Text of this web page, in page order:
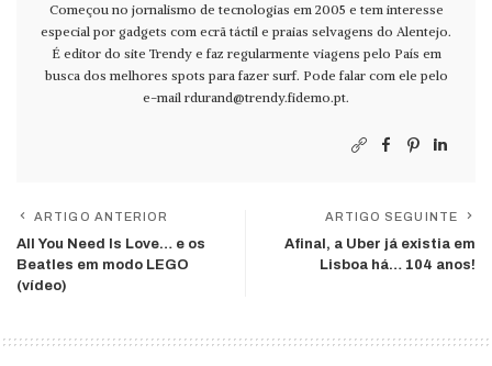
Começou no jornalismo de tecnologias em 2005 e tem interesse
especial por gadgets com ecrã táctil e praias selvagens do Alentejo.
É editor do site Trendy e faz regularmente viagens pelo País em
busca dos melhores spots para fazer surf. Pode falar com ele pelo
e-mail rdurand@trendy.fidemo.pt.
ARTIGO ANTERIOR
All You Need Is Love… e os
Beatles em modo LEGO
(vídeo)
ARTIGO SEGUINTE
Afinal, a Uber já existia em
Lisboa há… 104 anos!